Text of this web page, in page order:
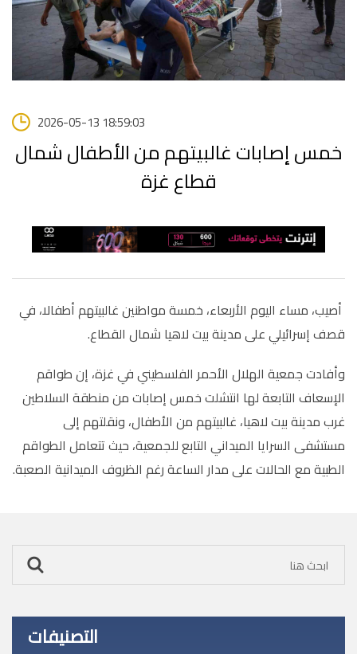
2026-05-13 18:59:03
خمس إصابات غالبيتهم من الأطفال شمال
قطاع غزة
أصيب، مساء اليوم الأربعاء، خمسة مواطنين غالبيتهم أطفالا، في
قصف إسرائيلي على مدينة بيت لاهيا شمال القطاع.
وأفادت جمعية الهلال الأحمر الفلسطيني في غزة، إن طواقم
الإسعاف التابعة لها انتشلت خمس إصابات من منطقة السلاطين
غرب مدينة بيت لاهيا، غالبيتهم من الأطفال، ونقلتهم إلى
مستشفى السرايا الميداني التابع للجمعية، حيث تتعامل الطواقم
الطبية مع الحالات على مدار الساعة رغم الظروف الميدانية الصعبة.
التصنيفات